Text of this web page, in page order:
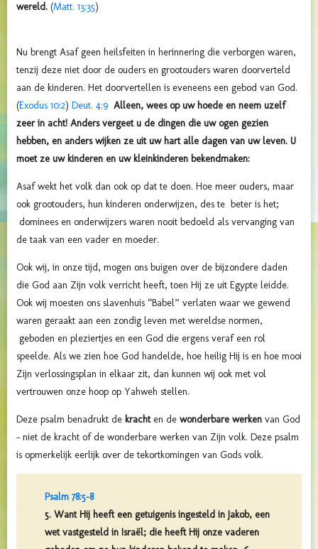
wereld. (Matt. 13:35)
Nu brengt Asaf geen heilsfeiten in herinnering die verborgen waren,
tenzij deze niet door de ouders en grootouders waren doorverteld
aan de kinderen. Het doorvertellen is eveneens een gebod van God.
(Exodus 10:2) Deut. 4:9 Alleen, wees op uw hoede en neem uzelf
zeer in acht! Anders vergeet u de dingen die uw ogen gezien
hebben, en anders wijken ze uit uw hart alle dagen van uw leven. U
moet ze uw kinderen en uw kleinkinderen bekendmaken:
Asaf wekt het volk dan ook op dat te doen. Hoe meer ouders, maar
ook grootouders, hun kinderen onderwijzen, des te beter is het;
dominees en onderwijzers waren nooit bedoeld als vervanging van
de taak van een vader en moeder.
Ook wij, in onze tijd, mogen ons buigen over de bijzondere daden
die God aan Zijn volk verricht heeft, toen Hij ze uit Egypte leidde.
Ook wij moesten ons slavenhuis “Babel” verlaten waar we gewend
waren geraakt aan een zondig leven met wereldse normen,
geboden en pleziertjes en een God die ergens veraf een rol
speelde. Als we zien hoe God handelde, hoe heilig Hij is en hoe mooi
Zijn verlossingsplan in elkaar zit, dan kunnen wij ook met vol
vertrouwen onze hoop op Yahweh stellen.
Deze psalm benadrukt de krachten de wonderbare werken van God
– niet de kracht of de wonderbare werken van Zijn volk. Deze psalm
is opmerkelijk eerlijk over de tekortkomingen van Gods volk.
Psalm 78:5-8
5. Want Hij heeft een getuigenis ingesteld in Jakob, een
wet vastgesteld in Israël; die heeft Hij onze vaderen